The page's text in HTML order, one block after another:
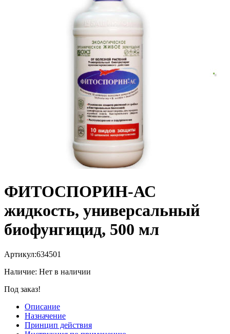
ФИТОСПОРИН-АС
жидкость, универсальный
биофунгицид, 500 мл
Артикул:634501
Наличие: Нет в наличии
Под заказ!
Описание
Назначение
Принцип действия